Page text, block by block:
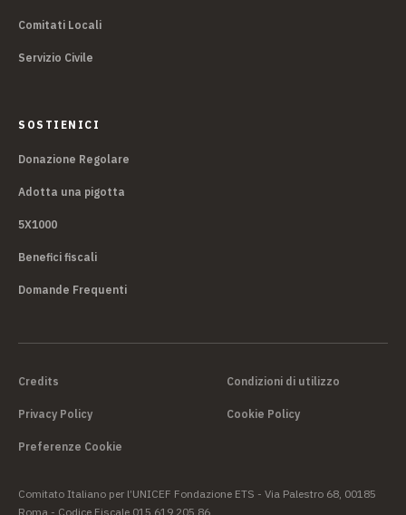
Comitati Locali
Servizio Civile
SOSTIENICI
Donazione Regolare
Adotta una pigotta
5X1000
Benefici fiscali
Domande Frequenti
Credits Condizioni di utilizzo
Privacy Policy Cookie Policy
Preferenze Cookie
Comitato Italiano per l’UNICEF Fondazione ETS - Via Palestro 68, 00185
Roma - Codice Fiscale 015 619 205 86